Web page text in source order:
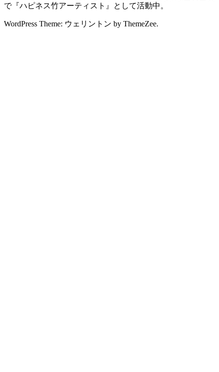
で『ハピネス竹アーティスト』として活動中。
WordPress Theme: ウェリントン by ThemeZee.